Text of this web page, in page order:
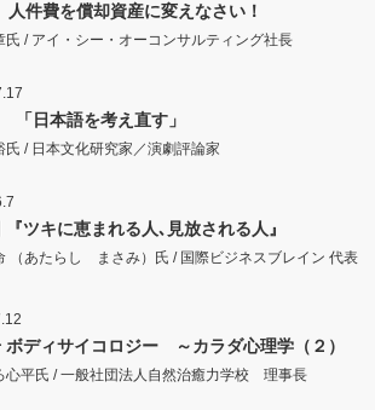
件費を償却資産に変えなさい！
氏 / アイ・シー・オーコンサルティング社長
「日本語を考え直す」
氏 / 日本文化研究家／演劇評論家
ツキに恵まれる人､見放される人』
あたらし まさみ）氏 / 国際ビジネスブレイン 代表
ボディサイコロジー ～カラダ心理学（２）
心平氏 / 一般社団法人自然治癒力学校 理事長